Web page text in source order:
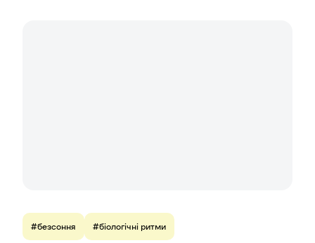
#безсоння #біологічні ритми